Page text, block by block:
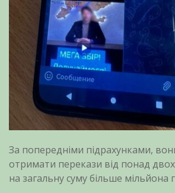
За попередніми підрахунками,
отримати перекази від понад
на загальну суму більше мільйона